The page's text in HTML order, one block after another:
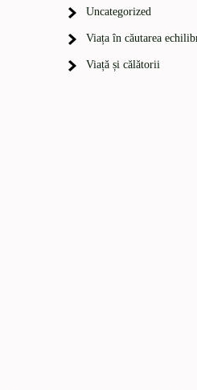
Uncategorized
Viața în căutarea
Viață și călătorii